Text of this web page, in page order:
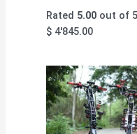
Rated 5.00 out of 5
$ 4'845.00